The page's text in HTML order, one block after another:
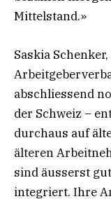
Mittelstand.»
Saskia
abschliessend
der Schweiz –
durchaus auf
älteren
sind äusserst
integriert. Ihre